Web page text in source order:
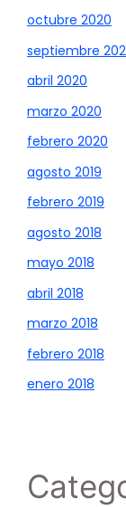
octubre 2020
septiembre
abril 2020
marzo 2020
febrero 2020
agosto 2019
febrero 2019
agosto 2018
mayo 2018
abril 2018
marzo 2018
febrero 2018
enero 2018